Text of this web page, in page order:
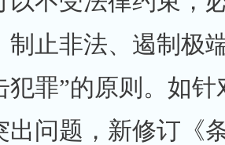
制止非法、遏制极
犯罪”的原则。如针
出问题，新修订《